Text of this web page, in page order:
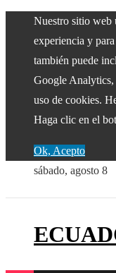
Nuestro sitio web
experiencia y
también puede
Google Analytics,
uso de cookies.
Haga clic en el
Ok, Acepto
sábado, agosto 8